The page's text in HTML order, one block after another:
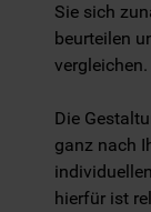
Sie sich
beurteilen
vergleichen.
Die
ganz nach
hierfür ist